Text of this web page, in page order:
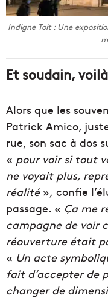
Indigne Toit : Une
Et soudain,
Alors que les
Patrick Amico,
rue, son sac à dos
« pour voir si tout
ne voyait plus,
réalité », confie
passage. « Ça me
campagne de voir
réouverture était
« Un acte
fait d’accepter de
changer de